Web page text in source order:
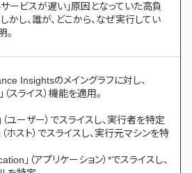
サービスが遅い」原因となっていた高負
かし、誰が、どこから、なぜ実行してい
。
Insightsのメイングラフに対し、
（スライス）機能を適用。
（ユーザー）でスライスし、実行者を特定
（ホスト）でスライスし、実行元マシンを特
」（アプリケーション）*でスライスし、